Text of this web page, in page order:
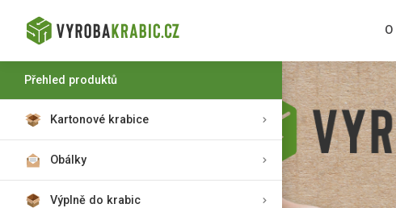
Přehled produktů
Kartonové krabice
Obálky
Výplně do krabic